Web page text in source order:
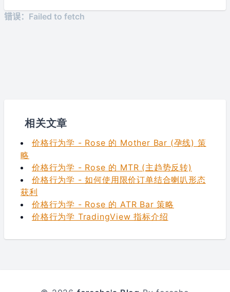
相关文章
价格行为学 - Rose 的 Mother Bar (孕线) 策
略
价格行为学 - Rose 的 MTR (主趋势反转)
价格行为学 - 如何使用限价订单结合喇叭形态
获利
价格行为学 - Rose 的 ATR Bar 策略
价格行为学 TradingView 指标介绍